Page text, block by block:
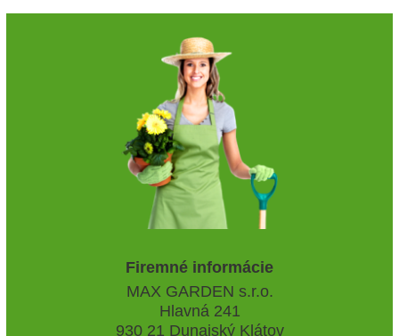
Firemné informácie
MAX GARDEN s.r.o.
Hlavná 241
930 21 Dunajský Klátov